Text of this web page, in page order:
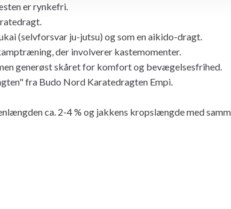
er rynkefri.
(selvforsvar ju-jutsu) og som en aikido-dragt.
der involverer kastemomenter.
generøst skåret for komfort og bevægelsesfrihed.
fra Budo Nord Karatedragten Empi.
ca. 2-4 % og jakkens kropslængde med